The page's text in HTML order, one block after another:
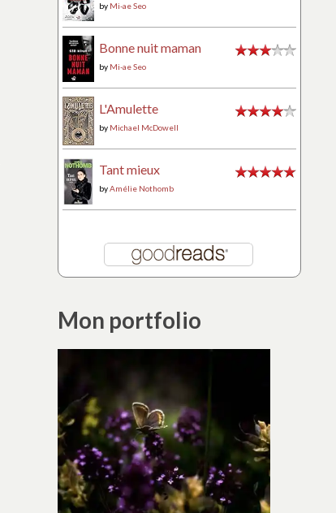
by Mi-ae Seo
Bonne nuit maman
by Mi-ae Seo
L'Amulette
by Michael McDowell
Tant mieux
byAmélie Nothomb
Mon portfolio